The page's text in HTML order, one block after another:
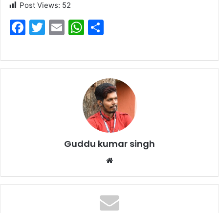
Post Views: 52
F
c
e
T
itt
er
E
ai
l
W
at
s
A
p
p
ar
e
Guddu kumar singh
Website